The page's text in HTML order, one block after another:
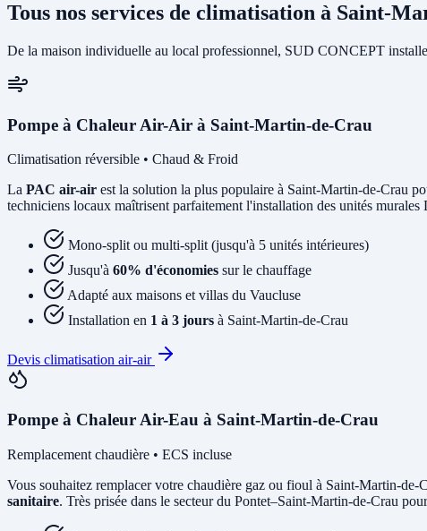
Tous nos services de climatisation à Saint-
De la maison individuelle au local professionnel, SUD CONCEPT
Pompe à Chaleur Air-Air à Saint-Martin-de-Crau
Climatisation réversible • Chaud & Froid
La PAC air-air est la solution la plus populaire à Saint-Martin-de-Crau
techniciens locaux maîtrisent parfaitement l'installation des unités
Mono-split ou multi-split (jusqu'à 5 unités intérieures)
Jusqu'à 60% d'économies sur le chauffage
Adapté aux maisons et villas du Vaucluse
Installation en 1 à 3 jours à Saint-Martin-de-Crau
Devis climatisation air-air
Pompe à Chaleur Air-Eau à Saint-Martin-de-Crau
Remplacement chaudière • ECS incluse
Vous souhaitez remplacer votre chaudière gaz ou fioul à Saint-Martin-de-
sanitaire. Très prisée dans le secteur du Pontet–Saint-Martin-de-Crau